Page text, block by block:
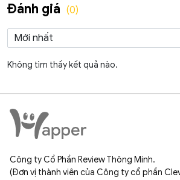
Đánh giá (0)
Không tìm thấy kết quả nào.
Công ty Cổ Phần Review Thông Minh.
(Đơn vị thành viên của Công ty cổ phần